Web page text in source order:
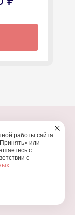
НАМ
работы сайта
или
с
с
.